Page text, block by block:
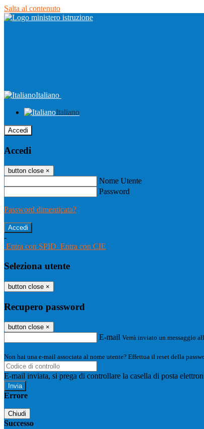
Salta al contenuto
Italiano
Italiano
Accedi
Accedi
button close ×
Nome Utente
Password
Password dimenticata?
-
Entra con SPID Entra con CIE
Seleziona utente
button close ×
Recupero password
button close ×
E-mail Verrà inviato un messaggio
Non hai una e-mail associata al nome utente? Effettua il reset della
E-mail inviata, si prega di controllare la casella di posta
Errore
Chiudi
Successo